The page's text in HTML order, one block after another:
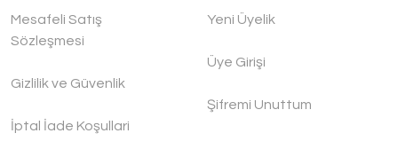
Mesafeli Satış
Sözleşmesi
Gizlilik ve Güvenlik
İptal İade Koşullari
Yeni Üyelik
Üye Girişi
Şifremi Unuttum